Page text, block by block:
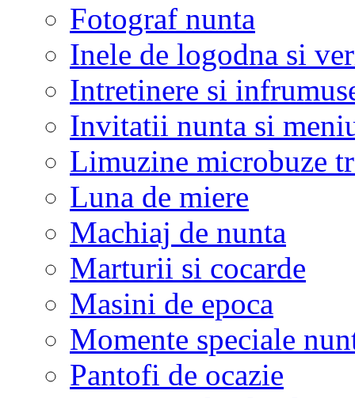
Fotograf nunta
Inele de logodna si
Intretinere si
Invitatii nunta si
Limuzine microbuze
Luna de miere
Machiaj de nunta
Marturii si cocarde
Masini de epoca
Momente speciale
Pantofi de ocazie